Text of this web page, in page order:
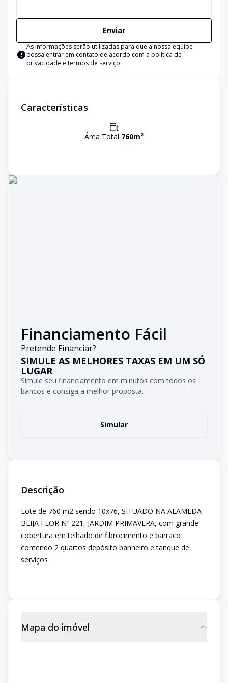
Enviar
As informações serão utilizadas para que a nossa equipe
possa entrar em contato de acordo com a política de
privacidade e termos de serviço
Características
Área Total 760m²
Financiamento Fácil
Pretende Financiar?
SIMULE AS MELHORES TAXAS EM UM SÓ
LUGAR
Simule seu financiamento em minutos com todos os
bancos e consiga a melhor proposta.
Simular
Descrição
Lote de 760 m2 sendo 10x76, SITUADO NA ALAMEDA
BEIJA FLOR Nº 221, JARDIM PRIMAVERA, com grande
cobertura em telhado de fibrocimento e barraco
contendo 2 quartos depósito banheiro e tanque de
serviços
Mapa do imóvel